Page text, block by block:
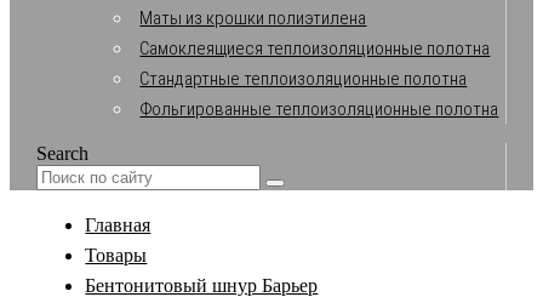
Маты из крошки полиэтилена
Самоклеящиеся теплоизоляционные полотна
Стандартные теплоизоляционные полотна
Фольгированные теплоизоляционные полотна
Search
Главная
Товары
Бентонитовый шнур Барьер